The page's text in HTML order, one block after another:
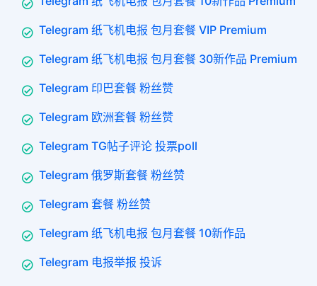
Telegram 纸飞机电报 包月套餐 VIP Premium
Telegram 纸飞机电报 包月套餐 30新作品 Premium
Telegram 印巴套餐 粉丝赞
Telegram 欧洲套餐 粉丝赞
Telegram TG帖子评论 投票poll
Telegram 俄罗斯套餐 粉丝赞
Telegram 套餐 粉丝赞
Telegram 纸飞机电报 包月套餐 10新作品
Telegram 电报举报 投诉